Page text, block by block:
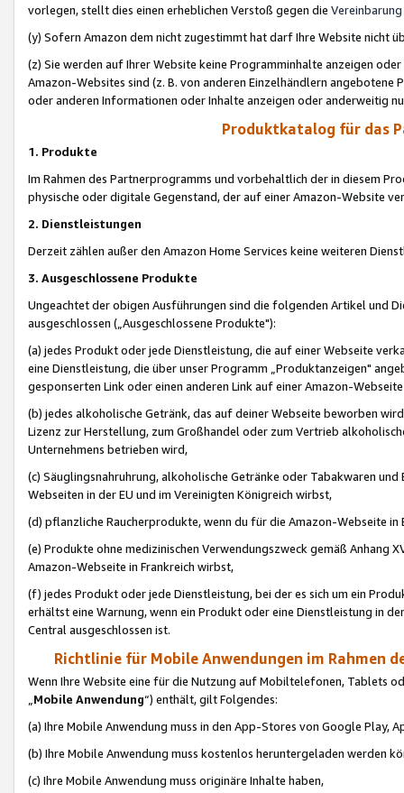
vorlegen, stellt dies einen erheblichen Verstoß gegen die Vereinbarung
(y) Sofern Amazon dem nicht zugestimmt hat darf Ihre Website nicht
(z) Sie werden auf Ihrer Website keine Programminhalte anzeigen
Amazon-Websites sind (z. B. von anderen Einzelhändlern
oder anderen Informationen oder Inhalte anzeigen oder anderweitig
Produktkatalog für das
1. Produkte
Im Rahmen des Partnerprogramms und vorbehaltlich der in diesem
physische oder digitale Gegenstand, der auf einer Amazon-Website
2. Dienstleistungen
Derzeit zählen außer den Amazon Home Services keine weiteren
3. Ausgeschlossene Produkte
Ungeachtet der obigen Ausführungen sind die folgenden Artikel und
ausgeschlossen („Ausgeschlossene Produkte"):
(a) jedes Produkt oder jede Dienstleistung, die auf einer Webseite
eine Dienstleistung, die über unser Programm „Produktanzeigen"
gesponserten Link oder einen anderen Link auf einer Amazon-
(b) jedes alkoholische Getränk, das auf deiner Webseite beworben
Lizenz zur Herstellung, zum Großhandel oder zum Vertrieb
Unternehmens betrieben wird,
(c) Säuglingsnahruhrung, alkoholische Getränke oder Tabakwaren
Webseiten in der EU und im Vereinigten Königreich wirbst,
(d) pflanzliche Raucherprodukte, wenn du für die Amazon-Webseite in
(e) Produkte ohne medizinischen Verwendungszweck gemäß Anhang
Amazon-Webseite in Frankreich wirbst,
(f) jedes Produkt oder jede Dienstleistung, bei der es sich um ein
erhältst eine Warnung, wenn ein Produkt oder eine Dienstleistung in
Central ausgeschlossen ist.
Richtlinie für Mobile Anwendungen im Rahmen
Wenn Ihre Website eine für die Nutzung auf Mobiltelefonen, Tablets
„Mobile Anwendung“) enthält, gilt Folgendes:
(a) Ihre Mobile Anwendung muss in den App-Stores von Google Play,
(b) Ihre Mobile Anwendung muss kostenlos heruntergeladen werden
(c) Ihre Mobile Anwendung muss originäre Inhalte haben,